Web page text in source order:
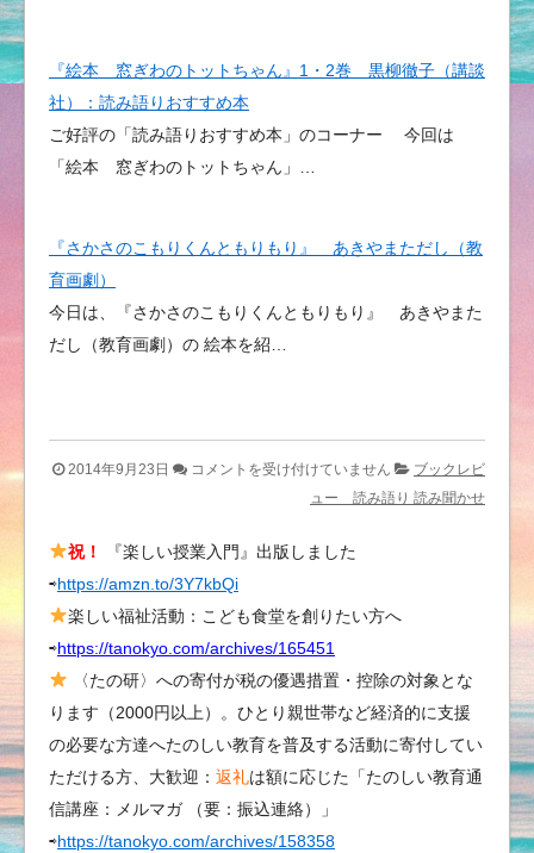
『絵本 窓ぎわのトットちゃん』1・2巻 黒柳徹子（講談
社）：読み語りおすすめ本
ご好評の「読み語りおすすめ本」のコーナー 今回は
「絵本 窓ぎわのトットちゃん」…
『さかさのこもりくんともりもり』 あきやまただし（教
育画劇）
今日は、『さかさのこもりくんともりもり』 あきやまた
だし（教育画劇）の 絵本を紹…
2014年9月23日
『お
さ
ん、
げ
き
か』
後
藤
隆
コメントを受け付けていません
ブックレビ
ュー 読み語り 読み聞かせ
祝！
『楽しい授業入門』出版しました
⇨https://amzn.to/3Y7kbQi
楽しい福祉活動：こども食堂を創りたい方へ
⇨https://tanokyo.com/archives/165451
〈たの研〉への寄付が税の優遇措置・控除の対象とな
ります（2000円以上）。ひとり親世帯など経済的に支援
の必要な方達へたのしい教育を普及する活動に寄付してい
ただける方、大歓迎： 返礼は額に応じた「たのしい教育通
信講座：メルマガ （要：振込連絡）」
⇨https://tanokyo.com/archives/158358